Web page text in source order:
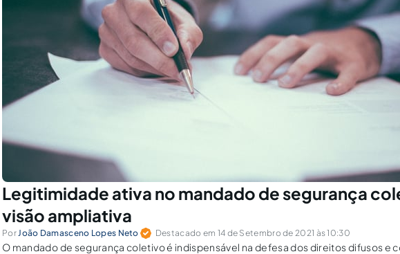
Legitimidade ativa no mandado de segurança
visão ampliativa
PorJoão Damasceno Lopes Neto Destacado em 14 de Setembro de 2021 às 10:30
O mandado de segurança coletivo é indispensável na defesa dos direitos difusos e